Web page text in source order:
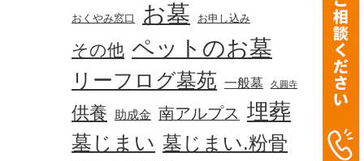
おくやみ窓口 お墓 お申し込み
その他 ペットのお墓
リーフログ墓苑 一般墓 久圓寺
供養 助成金 南アルプス 埋葬
墓じまい 墓じまい.粉骨